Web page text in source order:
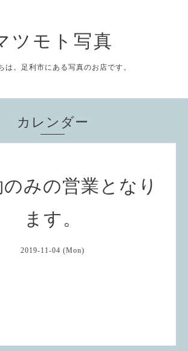
ツモト写真
は。足利市にある写真のお店です。
カレンダー
みの営業となり
ます。
2019-11-04 (Mon)